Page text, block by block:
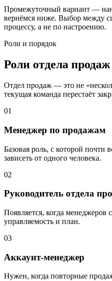
Промежуточный вариант —
вернёмся ниже. Выбор между
процессу, а не по настроению.
Роли и порядок
Роли отдела
Отдел продаж — это не
текущая команда перестаёт
01
Менеджер по продажам
Базовая роль, с которой почти
зависеть от одного человека.
02
Руководитель отдела
Появляется, когда менеджеров
управляемость и план.
03
Аккаунт-менеджер
Нужен, когда повторные